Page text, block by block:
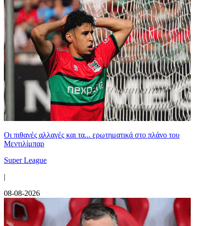
Οι πιθανές αλλαγές και τα... ερωτηματικά στο πλάνο του
Μεντιλίμπαρ
Super League
|
08-08-2026